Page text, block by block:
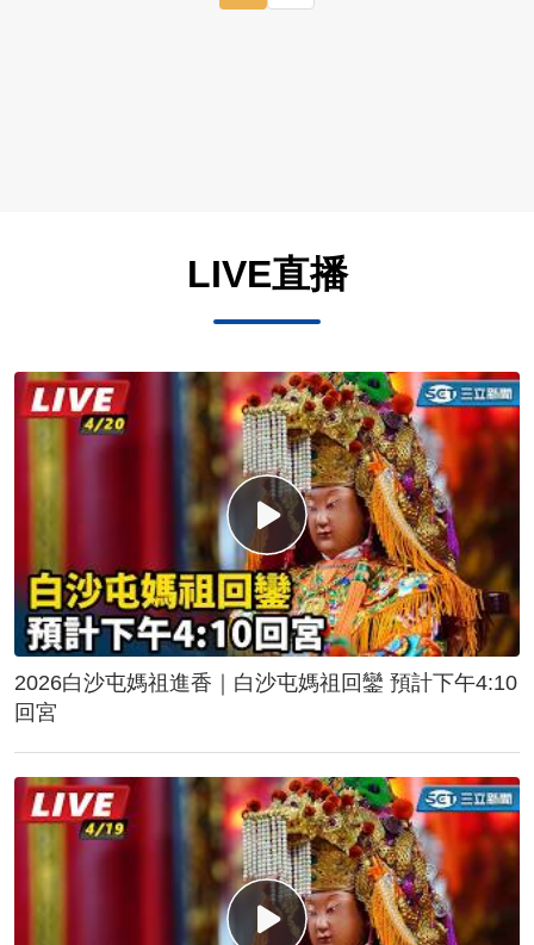
LIVE直播
2026白沙屯媽祖進香｜白沙屯媽祖回鑾 預計下午4:10
回宮